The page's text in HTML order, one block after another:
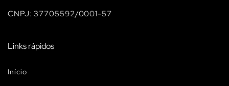
CNPJ: 37705592/0001-57
Links rápidos
Início